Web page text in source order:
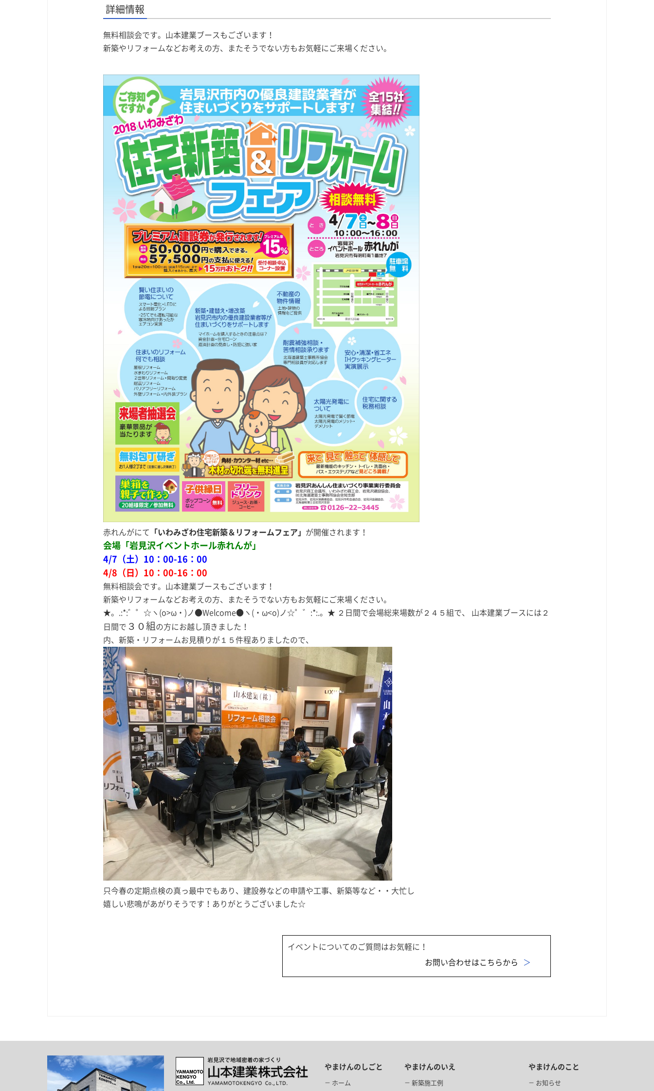
詳細情報
無料相談会です。山本建業ブースもございます！
新築やリフォームなどお考えの方、またそうでない方もお気軽にご来場ください。
赤れんがにて 「いわみざわ住宅新築＆リフォームフェア」 が開催されます！
会場「岩見沢イベントホール赤れんが」
4/7（土）10：00-16：00
4/8（日）10：00-16：00
無料相談会です。山本建業ブースもございます！
新築やリフォームなどお考えの方、またそうでない方もお気軽にご来場ください。
★。.:*:゛゜☆ヽ(о>ω・)ノ●Welcome●ヽ(・ω<о)ノ☆゜゛:*:.。★ ２日間で会場総来場数が２４５組で、 山本建業ブースには２
日間で ３０組 の方にお越し頂きました！
内、新築・リフォームお見積りが１５件程ありましたので、
只今春の定期点検の真っ最中でもあり、建設券などの申請や工事、新築等など・・大忙し
嬉しい悲鳴があがりそうです！ありがとうございました☆
イベントについてのご質問はお気軽に！
お問い合わせはこちらから
やまけんのしごと
ホーム
やまけんのいえ
新築施工例
やまけんのこと
お知らせ